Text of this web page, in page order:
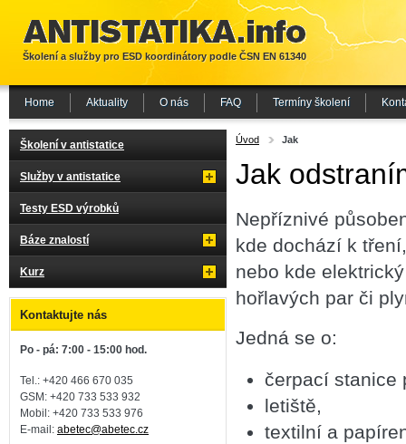
Úvod Jak
Jak
Nepříznivé
kde dochází k
nebo kde
hořlavých par či
Jedná se o:
čerpací stanice
letiště,
textilní a
Školení v antistatice
Služby v antistatice
Testy ESD výrobků
Báze znalostí
Kurz
Kontaktujte nás
Po - pá: 7:00 - 15:00 hod.
Tel.: +420 466 670 035
GSM: +420 733 533 932
Mobil: +420 733 533 976
E-mail: abetec@abetec.cz
Školení a služby pro ESD koordinátory podle ČSN EN 61340
Home Aktuality O nás FAQ Termíny školení